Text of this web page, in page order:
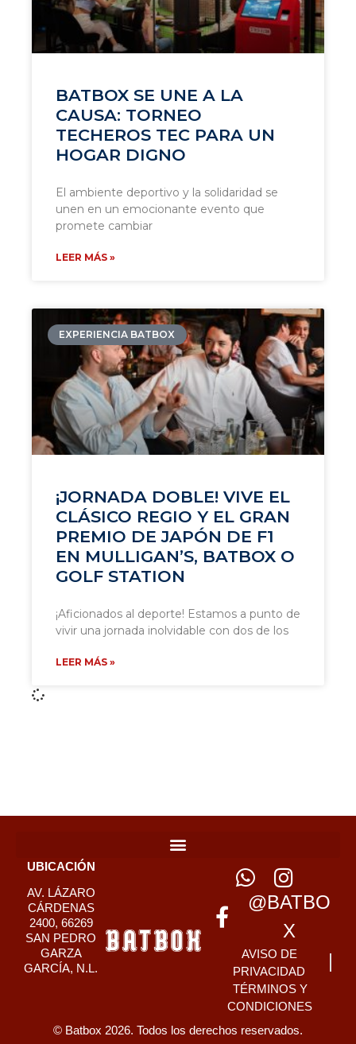
BATBOX SE UNE A LA
CAUSA: TORNEO
TECHEROS TEC PARA UN
HOGAR DIGNO
El ambiente deportivo y la solidaridad se
unen en un emocionante evento que
promete cambiar
LEER MÁS »
EXPERIENCIA BATBOX
¡JORNADA DOBLE! VIVE EL
CLÁSICO REGIO Y EL GRAN
PREMIO DE JAPÓN DE F1
EN MULLIGAN’S, BATBOX O
GOLF STATION
¡Aficionados al deporte! Estamos a punto de
vivir una jornada inolvidable con dos de los
LEER MÁS »
UBICACIÓN
AV. LÁZARO
CÁRDENAS
2400, 66269
SAN PEDRO
GARZA
GARCÍA, N.L.
@BATBO
X
AVISO DE
PRIVACIDAD
TÉRMINOS Y
CONDICIONES
© Batbox 2026. Todos los derechos reservados.